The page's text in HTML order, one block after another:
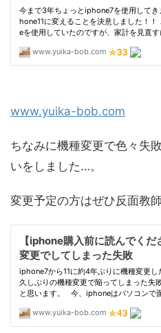
www.yuika-bob.com
ちなみに機種変更で色々失
いをしました…。
変更予定の方はぜひ反面教